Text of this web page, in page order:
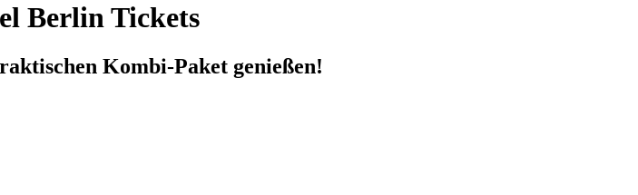
Berlin Tickets
Kombi-Paket genießen!